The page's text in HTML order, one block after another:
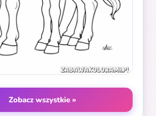
Zobacz wszystkie »